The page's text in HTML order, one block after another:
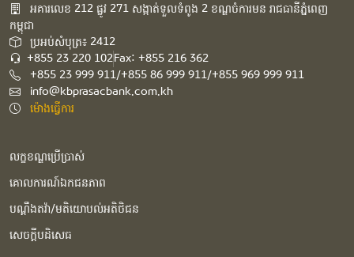
អគារ​លេខ​ 212 ផ្លូវ 271 សង្កាត់ទួលទំពូង 2 ខណ្ឌចំការមន រាជធានីភ្នំពេញ
កម្ពុជា​
ប្រអប់សំបុត្រ៖ 2412
+855 23 220 102Fax: +855 216 362
+855 23 999 911/+855 86 999 911/+855 969 999 911
info@kbprasacbank.com.kh
ម៉ោងធ្វើការ
លក្ខខណ្ឌប្រើប្រាស់
គោលការណ៍ឯកជនភាព
បណ្ដឹងតវ៉ា/មតិយោបល់អតិថិជន
សេចក្ដីបដិសេធ